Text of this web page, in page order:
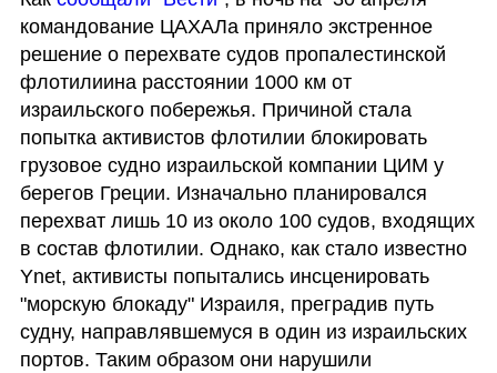
командование ЦАХАЛа приняло экстренное
решение о перехвате судов пропалестинской
флотилиина расстоянии 1000 км от
израильского побережья. Причиной стала
попытка активистов флотилии блокировать
грузовое судно израильской компании ЦИМ у
берегов Греции. Изначально планировался
перехват лишь 10 из около 100 судов, входящих
в состав флотилии. Однако, как стало известно
Ynet, активисты попытались инсценировать
"морскую блокаду" Израиля, преградив путь
судну, направлявшемуся в один из израильских
портов. Таким образом они нарушили